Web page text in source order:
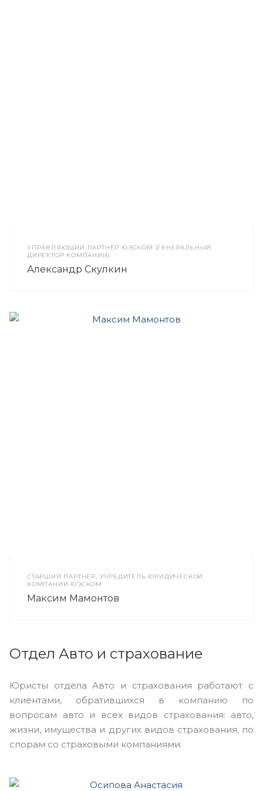
УПРАВЛЯЮЩИЙ ПАРТНЁР ЮЭСКОМ (ГЕНЕРАЛЬНЫЙ
ДИРЕКТОР КОМПАНИИ)
Александр Скулкин
СТАРШИЙ ПАРТНЁР, УЧРЕДИТЕЛЬ ЮРИДИЧЕСКОЙ
КОМПАНИИ ЮЭСКОМ
Максим Мамонтов
Отдел Авто и страхование
Юристы отдела Авто и страхования работают с
клиентами, обратившихся в компанию по
вопросам авто и всех видов страхования: авто,
жизни, имущества и других видов страхования, по
спорам со страховыми компаниями.